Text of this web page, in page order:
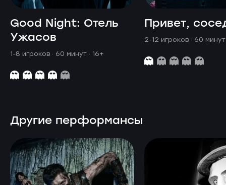
Good Night: Отель
Ужасов
1-8 игроков · 60 минут · 16+
Привет,
2-12 игроков · 60
Другие перформансы